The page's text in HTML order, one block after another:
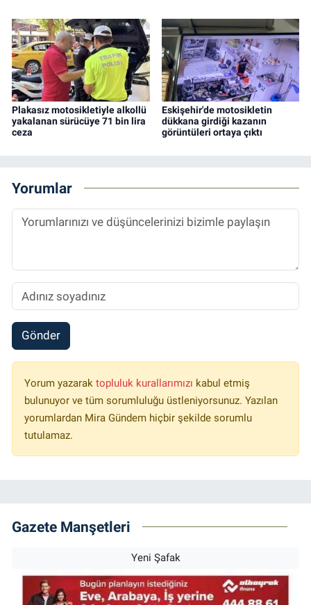
Plakasız motosikletiyle alkollü
yakalanan sürücüye 71 bin lira
ceza
Eskişehir'de motosikletin
dükkana girdiği kazanın
görüntüleri ortaya çıktı
Yorumlar
Gönder
Yorum yazarak topluluk kurallarımızı kabul etmiş
bulunuyor ve tüm sorumluluğu üstleniyorsunuz. Yazılan
yorumlardan Mira Gündem hiçbir şekilde sorumlu
tutulamaz.
Gazete Manşetleri
Yeni Şafak